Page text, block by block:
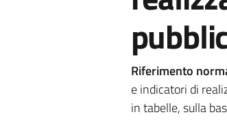
Riferimento
e indicatori di
in tabelle, sulla